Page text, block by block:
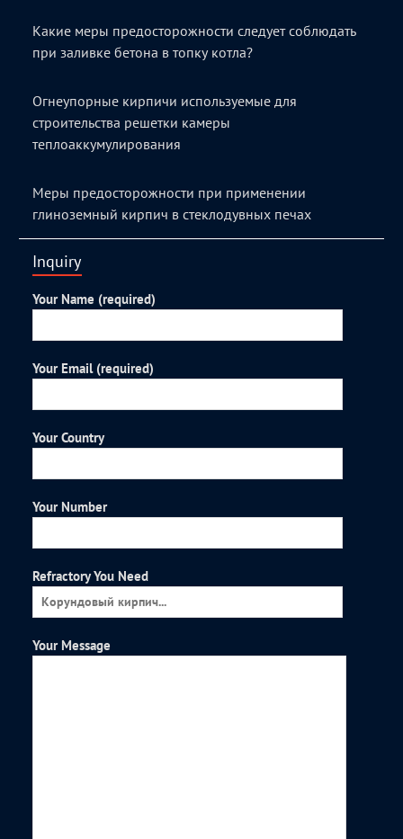
Какие меры предосторожности следует соблюдать
при заливке бетона в топку котла?
Огнеупорные кирпичи используемые для
строительства решетки камеры
теплоаккумулирования
Меры предосторожности при применении
глиноземный кирпич в стеклодувных печах
Inquiry
Your Name (required)
Your Email (required)
Your Country
Your Number
Refractory You Need
Your Message